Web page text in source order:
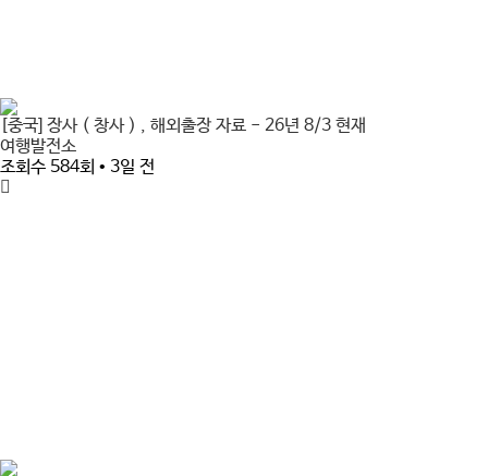
[중국] 장사 ( 창사 ) , 해외출장 자료 - 26년 8/3 현재
여행발전소
조회수 584회 • 3일 전